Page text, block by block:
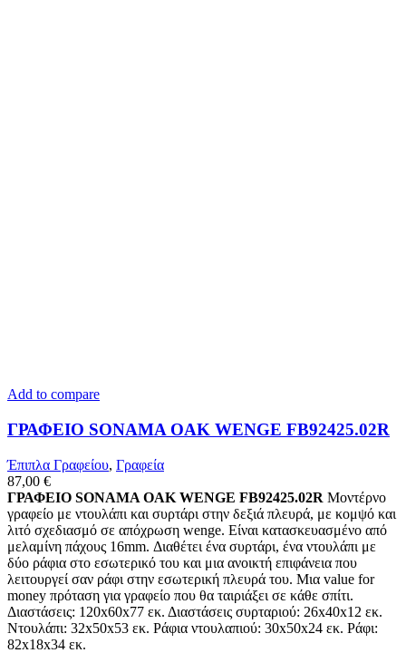
Add to compare
ΓΡΑΦΕΙΟ SONAMA OAK WENGE FB92425.02R
Έπιπλα Γραφείου, Γραφεία
87,00 €
ΓΡΑΦΕΙΟ SONAMA OAK WENGE FB92425.02R Μοντέρνο
γραφείο με ντουλάπι και συρτάρι στην δεξιά πλευρά, με κομψό και
λιτό σχεδιασμό σε απόχρωση wenge. Είναι κατασκευασμένο από
μελαμίνη πάχους 16mm. Διαθέτει ένα συρτάρι, ένα ντουλάπι με
δύο ράφια στο εσωτερικό του και μια ανοικτή επιφάνεια που
λειτουργεί σαν ράφι στην εσωτερική πλευρά του. Μια value for
money πρόταση για γραφείο που θα ταιριάξει σε κάθε σπίτι.
Διαστάσεις: 120x60x77 εκ. Διαστάσεις συρταριού: 26x40x12 εκ.
Ντουλάπι: 32x50x53 εκ. Ράφια ντουλαπιού: 30x50x24 εκ. Ράφι:
82x18x34 εκ.